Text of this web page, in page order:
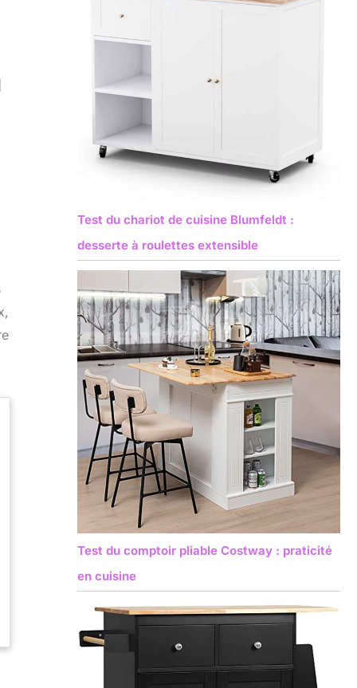
Test du chariot de cuisine Blumfeldt :
desserte à roulettes extensible
Test du comptoir pliable Costway : praticité
en cuisine